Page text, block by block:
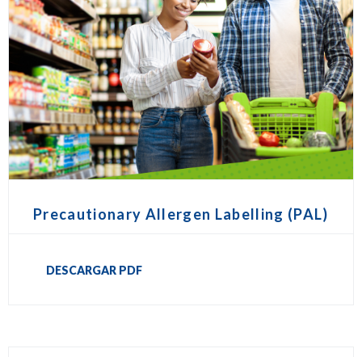
Precautionary Allergen Labelling (PAL)
DESCARGAR PDF